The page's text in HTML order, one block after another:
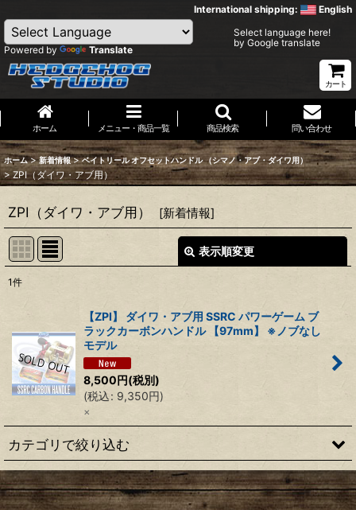
International shipping: English
Powered by Translate
Select language here!
by Google translate
カート
ホーム メニュー・商品一覧 商品検索 問い合わせ
ホーム > 新着情報 > ベイトリール オフセットハンドル （シマノ・アブ・ダイワ用）
> ZPI（ダイワ・アブ用）
ZPI（ダイワ・アブ用） [新着情報]
表示順変更
並び順:
絞り込む
1件
【ZPI】 ダイワ・アブ用 SSRC パワーゲーム ブ
ラックカーボンハンドル 【97mm】 ※ノブなし
モデル
8,500円(税別)
(税込: 9,350円)
×
カテゴリで絞り込む
アベイル（シマノ用）